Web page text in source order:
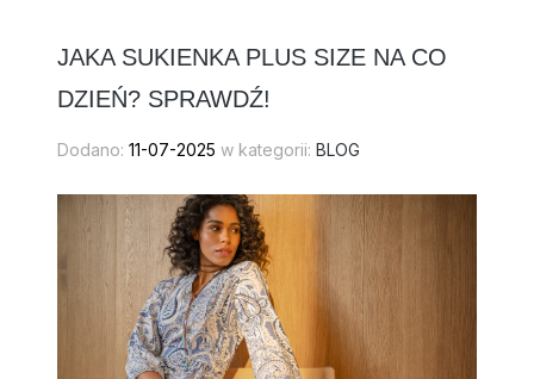
JAKA SUKIENKA PLUS SIZE NA CO
DZIEŃ? SPRAWDŹ!
Dodano: 11-07-2025 w kategorii: BLOG